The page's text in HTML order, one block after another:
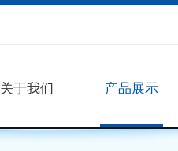
关于我们 产品展示